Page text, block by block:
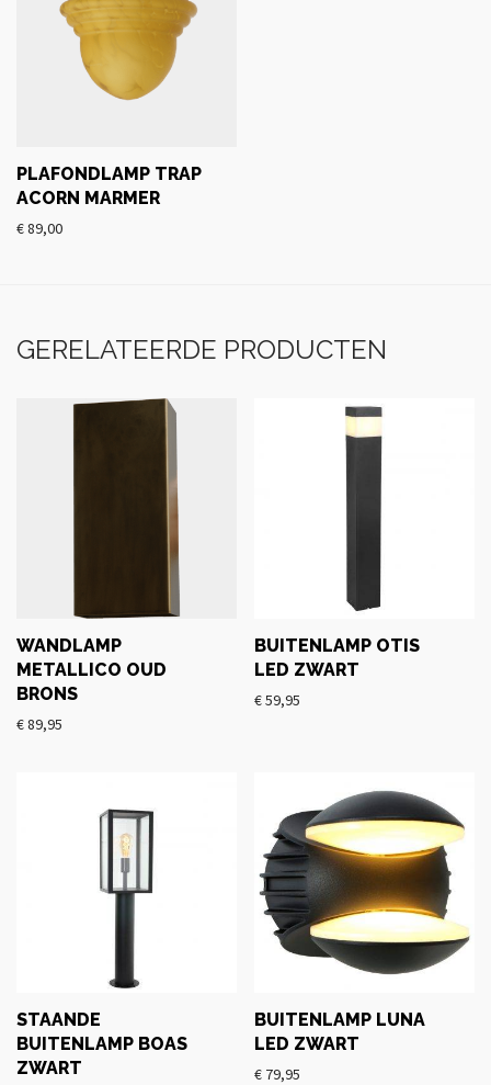
PLAFONDLAMP TRAP
ACORN MARMER
€89,00
GERELATEERDE PRODUCTEN
WANDLAMP
METALLICO OUD
BRONS
€89,95
BUITENLAMP OTIS
LED ZWART
€59,95
STAANDE
BUITENLAMP BOAS
ZWART
BUITENLAMP LUNA
LED ZWART
€ 79,95